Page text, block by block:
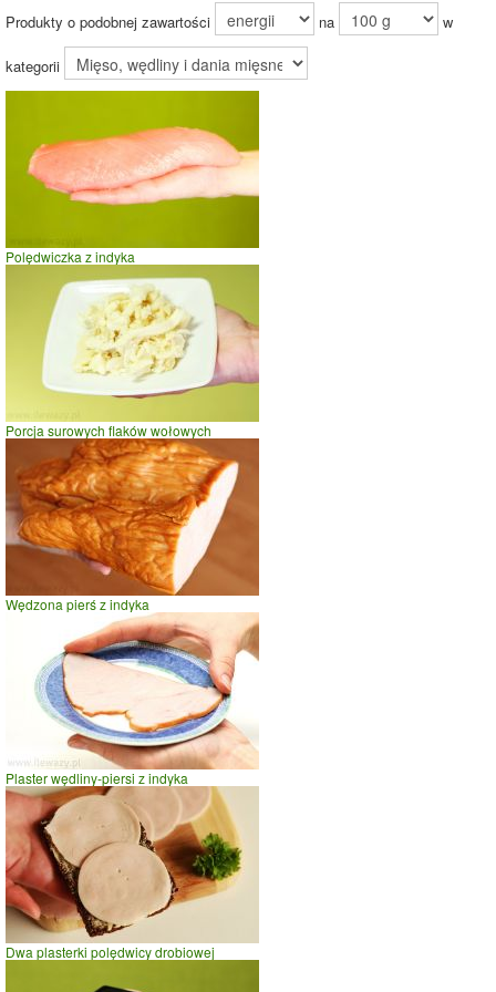
tłuszczów (8%)
92%
Czas potrzebny na spalenie porcji ze zdjęcia
wadze70kg -zobacz dla swojej wagi
szybki taniec,trucht
spacer
prasowanie
prowadzenie samochodu
Produkty o podobnej zawartości na w
kategorii
Polędwiczka z indyka
Porcja surowych flaków wołowych
Wędzona pierś z indyka
Plaster wędliny-piersi z indyka
Dwa plasterki polędwicy drobiowej